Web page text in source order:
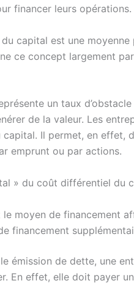
financer leurs opérations.
capital est une
ce concept largement
un taux
de la valeur. Les
Il permet, en effet,
emprunt ou par actions.
» du coût différentiel du
le moyen de financement
financement
émission de dette, une
En effet, elle doit payer